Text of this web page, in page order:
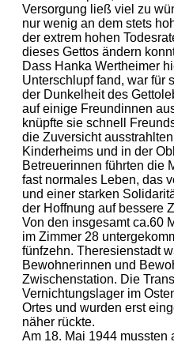
Versorgung ließ viel zu
nur wenig an dem stets
der extrem hohen
dieses Gettos ändern
Dass Hanka Wertheimer
Unterschlupf fand, war für
der Dunkelheit des
auf einige Freundinnen
knüpfte sie schnell
die Zuversicht
Kinderheims und in der
Betreuerinnen führten die
fast normales Leben, das
und einer starken
der Hoffnung auf bessere
Von den insgesamt ca.60
im Zimmer 28
fünfzehn. Theresienstadt
Bewohnerinnen und
Zwischenstation. Die
Vernichtungslager im
Ortes und wurden erst
näher rückte.
Am 18. Mai 1944